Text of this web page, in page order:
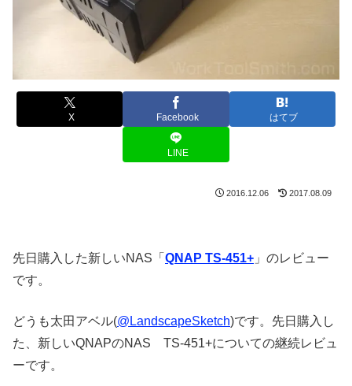
X Facebook はてブ
LINE
2016.12.06 2017.08.09
先日購入した新しいNAS「 QNAP TS-451+ 」のレビュー
です。
どうも太田アベル(@LandscapeSketch)です。先日購入し
た、新しいQNAPのNAS TS-451+についての継続レビュ
ーです。